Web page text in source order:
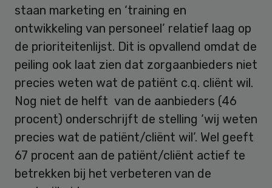
staan marketing en ‘training en
ontwikkeling van personeel’ relatief laag op
de prioriteitenlijst. Dit is opvallend omdat de
peiling ook laat zien dat zorgaanbieders niet
precies weten wat de patiënt c.q. cliënt wil.
Nog niet de helft van de aanbieders (46
procent) onderschrijft de stelling ‘wij weten
precies wat de patiënt/cliënt wil’. Wel geeft
67 procent aan de patiënt/cliënt actief te
betrekken bij het verbeteren van de